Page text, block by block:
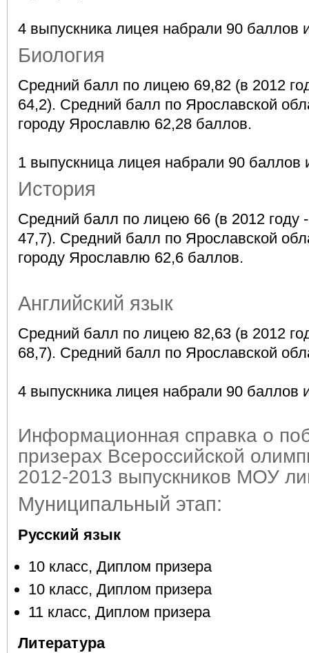
4 выпускника лицея набрали 90 баллов
Биология
Средний балл по лицею 69,82 (в 2012
64,2). Средний балл по Ярославской
городу Ярославлю 62,28 баллов.
1 выпускница лицея набрали 90
История
Средний балл по лицею 66 (в 2012 году
47,7). Средний балл по Ярославской
городу Ярославлю 62,6 баллов.
Английский язык
Средний балл по лицею 82,63 (в 2012
68,7). Средний балл по Ярославской
4 выпускника лицея набрали 90 баллов
Информационная справка о
призерах Всероссийской
2012-2013 выпускников МОУ
Муниципальный этап:
Русский язык
10 класс, Диплом призера
10 класс, Диплом призера
11 класс, Диплом призера
Литература